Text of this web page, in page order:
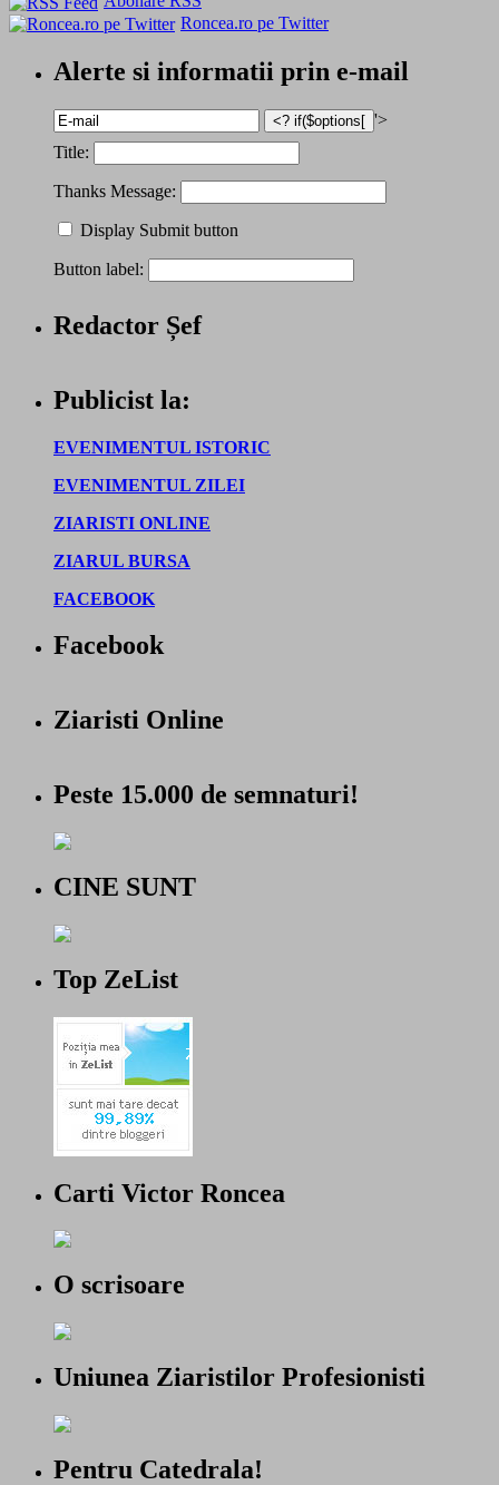
Roncea.ro pe Twitter
Alerte si informatii prin e-mail
'>
Title:
Thanks Message:
Display Submit button
Button label:
Redactor Șef
Publicist la:
EVENIMENTUL ISTORIC
EVENIMENTUL ZILEI
ZIARISTI ONLINE
ZIARUL BURSA
FACEBOOK
Facebook
Ziaristi Online
Peste 15.000 de semnaturi!
CINE SUNT
Top ZeList
Carti Victor Roncea
O scrisoare
Uniunea Ziaristilor Profesionisti
Pentru Catedrala!